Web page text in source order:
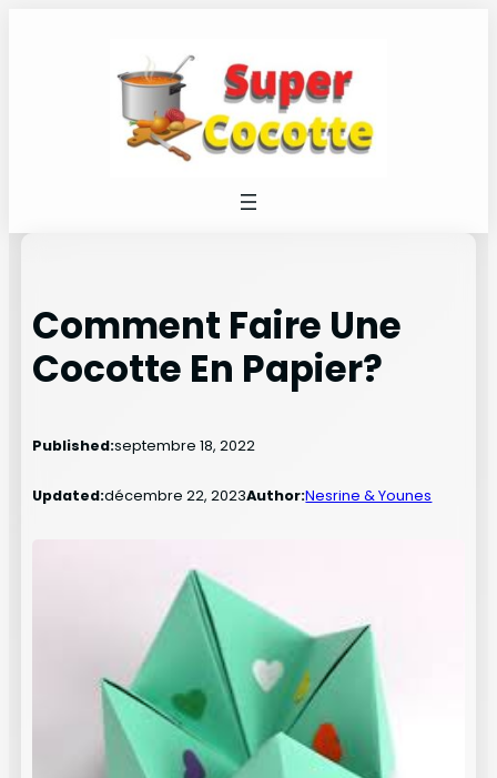
Comment Faire Une
Cocotte En Papier?
Published:septembre 18, 2022
Updated:décembre 22, 2023Author:Nesrine & Younes